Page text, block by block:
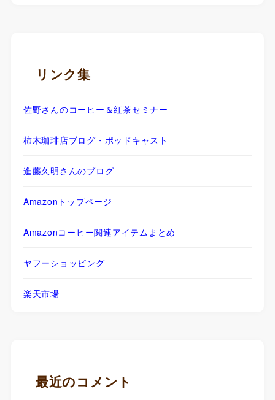
リンク集
佐野さんのコーヒー＆紅茶セミナー
柿木珈琲店ブログ・ポッドキャスト
進藤久明さんのブログ
Amazonトップページ
Amazonコーヒー関連アイテムまとめ
ヤフーショッピング
楽天市場
最近のコメント